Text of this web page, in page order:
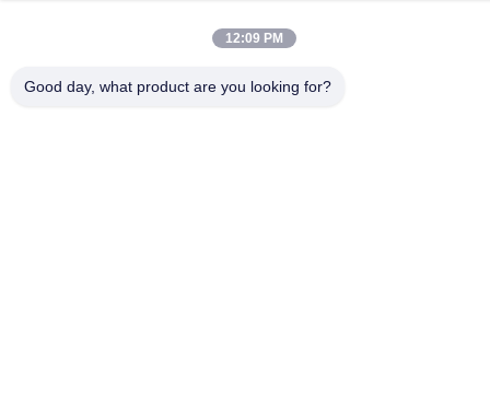
12:09 PM
Good day, what product are you looking for?